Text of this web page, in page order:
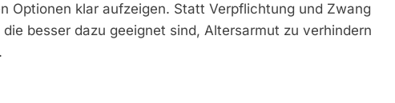
Optionen klar aufzeigen. Statt Verpflichtung und Zwang
besser dazu geeignet sind, Altersarmut zu verhindern